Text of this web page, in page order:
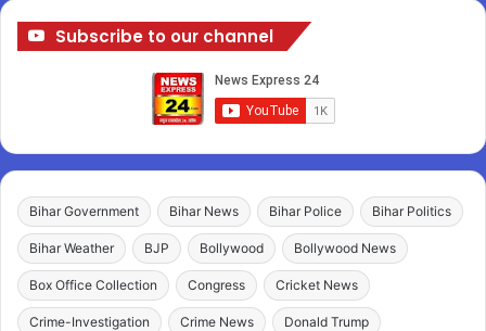
Subscribe to our channel
Bihar Government Bihar News Bihar Police Bihar Politics
Bihar Weather BJP Bollywood Bollywood News
Box Office Collection Congress Cricket News
Crime-Investigation Crime News Donald Trump